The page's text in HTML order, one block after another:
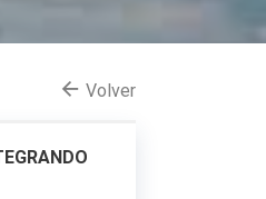
Volver